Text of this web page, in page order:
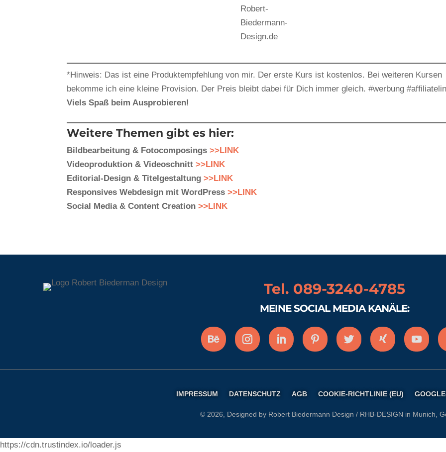
Robert-
Biedermann-
Design.de
*Hinweis: Das ist eine Produktempfehlung von mir. Der erste Kurs ist kostenlos. Bei weiteren Kursen
bekomme ich eine kleine Provision. Der Preis bleibt dabei für Dich immer gleich. #werbung
Viels Spaß beim Ausprobieren!
Weitere Themen gibt es hier:
Bildbearbeitung & Fotocomposings >>LINK
Videoproduktion & Videoschnitt >>LINK
Editorial-Design & Titelgestaltung >>LINK
Responsives Webdesign mit WordPress>>LINK
Social Media & Content Creation >>LINK
Tel. 089-3240-4785
MEINE SOCIAL MEDIA KANÄLE:
IMPRESSUM DATENSCHUTZ AGB COOKIE-RICHTLINIE (EU)
© 2026, Designed by Robert Biedermann Design / RHB-DESIGN in Munich,
https://cdn.trustindex.io/loader.js